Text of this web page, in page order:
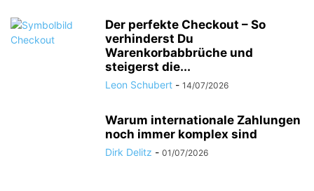
Der perfekte Checkout – So
verhinderst Du
Warenkorbabbrüche und
steigerst die...
Leon Schubert - 14/07/2026
Warum internationale Zahlungen
noch immer komplex sind
Dirk Delitz - 01/07/2026